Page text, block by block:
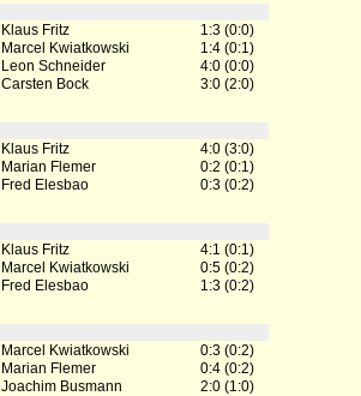
Klaus Fritz
1:3 (0:0)
Marcel Kwiatkowski
1:4 (0:1)
Leon Schneider
4:0 (0:0)
Carsten Bock 3:0 (2:0)
Klaus Fritz
4:0 (3:0)
Marian Flemer
0:2 (0:1)
Fred Elesbao 0:3 (0:2)
Klaus Fritz
4:1 (0:1)
Marcel Kwiatkowski
0:5 (0:2)
Fred Elesbao 1:3 (0:2)
Marcel Kwiatkowski
0:3 (0:2)
Marian Flemer
0:4 (0:2)
Joachim Busmann 2:0 (1:0)